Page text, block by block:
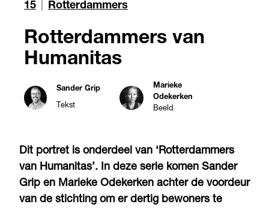
15 Rotterdammers
Rotterdammers van
Humanitas
Sander Grip
Tekst
Marieke
Odekerken
Beeld
Dit portret is onderdeel van ‘Rotterdammers
van Humanitas’. In deze serie komen Sander
Grip en Marieke Odekerken achter de voordeur
van de stichting om er dertig bewoners te